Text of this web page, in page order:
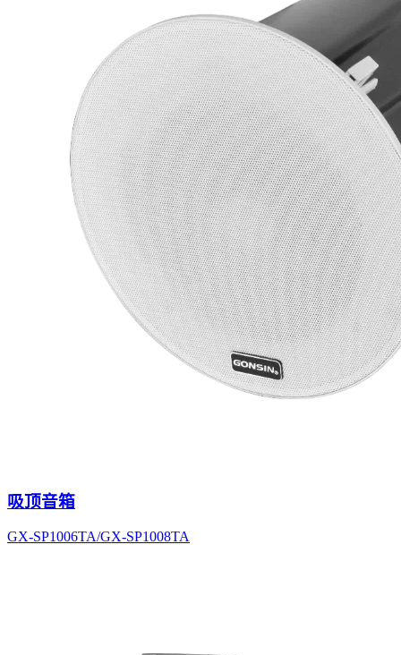
吸顶音箱
GX-SP1006TA/GX-SP1008TA